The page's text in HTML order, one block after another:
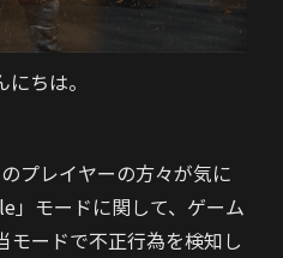
ちは。
プレイヤーの方々が気に
」モードに関して、ゲーム
モードで不正行為を検知し